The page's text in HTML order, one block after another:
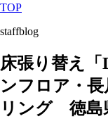
TOP
staffblog
床張り替え
ンフロア・
リング 徳島